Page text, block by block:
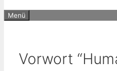
Menü
Vorwort